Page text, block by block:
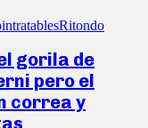
intratablesRitondo
gorila de
pero el
correa y